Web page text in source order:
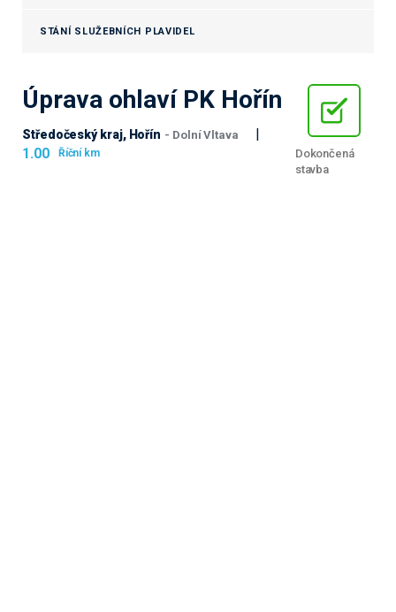
STÁNÍ SLUŽEBNÍCH PLAVIDEL
Úprava ohlaví PK Hořín
Středočeský kraj, Hořín - Dolní Vltava
|
1.00
Říční km
Dokončená
stavba